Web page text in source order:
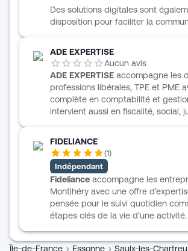
Des solutions digitales sont
disposition pour faciliter la
ADE EXPERTISE
Aucun avis
ADE EXPERTISE accompagne les
professions libérales, TPE et PME
complète en comptabilité et
intervient aussi en fiscalité, social,
sur-Orge, l’équipe réunit des
comptables et commissaires aux
engagés dans le suivi des
étape de leur développement. ADE
met également en avant une
dans son organisation, ainsi qu’un
optimisation financière et
des dirigeants.
FIDELIANCE
(1)
Indépendant
Fideliance accompagne les
Montlhéry avec une offre
pensée pour le suivi quotidien
étapes clés de la vie d’une
comptabilité, de gestion sociale,
Île-de-France › Essonne › Saulx-les-